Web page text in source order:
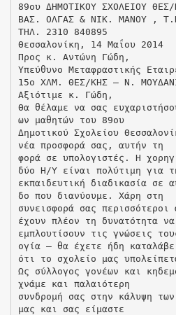
89ου ΔΗΜΟΤΙΚΟΥ ΣΧΟΛΕΙΟΥ ΘΕΣ/
ΒΑΣ. ΟΛΓΑΣ & ΝΙΚ. ΜΑΝΟΥ ,
ΤΗΛ. 2310 840895
Θεσσαλονίκη, 14 Μαΐου 2014
Προς κ. Αντώνη Γώδη,
Υπεύθυνο Μεταφραστικής
15o ΧΛΜ. ΘΕΣ/ΚΗΣ – Ν.
Αξιότιμε κ. Γώδη,
Θα θέλαμε να σας
ων μαθητών του 89ου
Δημοτικού Σχολείου
νέα προσφορά σας, αυτήν τη
φορά σε υπολογιστές. Η
δύο Η/Υ είναι πολύτιμη για
εκπαιδευτική διαδικασία σε
δο που διανύουμε. Χάρη στη
συνεισφορά σας
έχουν πλέον τη δυνατότητα να
εμπλουτίσουν τις γνώσεις
ογία – θα έχετε ήδη
ότι το σχολείο μας
Ως σύλλογος γονέων και
χνάμε και παλαιότερη
συνδρομή σας στην κάλυψη
μας και σας είμαστε